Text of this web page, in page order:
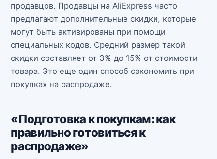
продавцов. Продавцы на AliExpress часто
предлагают дополнительные скидки, которые
могут быть активированы при помощи
специальных кодов. Средний размер такой
скидки составляет от 3% до 15% от стоимости
товара. Это еще один способ сэкономить при
покупках на распродаже.
«Подготовка к покупкам: как
правильно готовиться к
распродаже»